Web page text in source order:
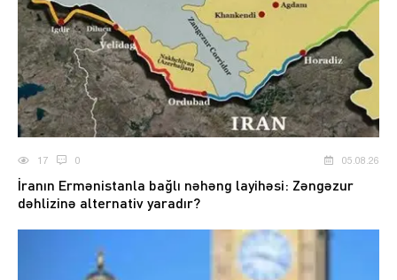
17 0 05.08.26
İranın Ermənistanla bağlı nəhəng layihəsi: Zəngəzur
dəhlizinə alternativ yaradır?